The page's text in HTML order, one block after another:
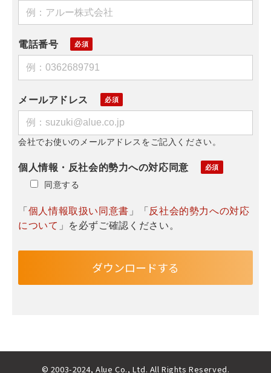
電話番号
メールアドレス
会社でお使いのメールアドレスをご記入ください。
個人情報・反社会的勢力への対応同意
同意する
「個人情報取扱い同意書 」「反社会的勢力への対応
について 」を必ずご確認ください。
© 2003-2024, Alue Co., Ltd. All Rights Reserved.